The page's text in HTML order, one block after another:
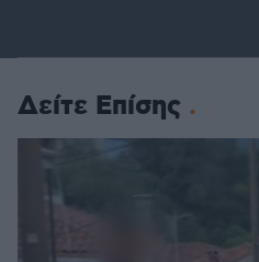
Δείτε Επίσης